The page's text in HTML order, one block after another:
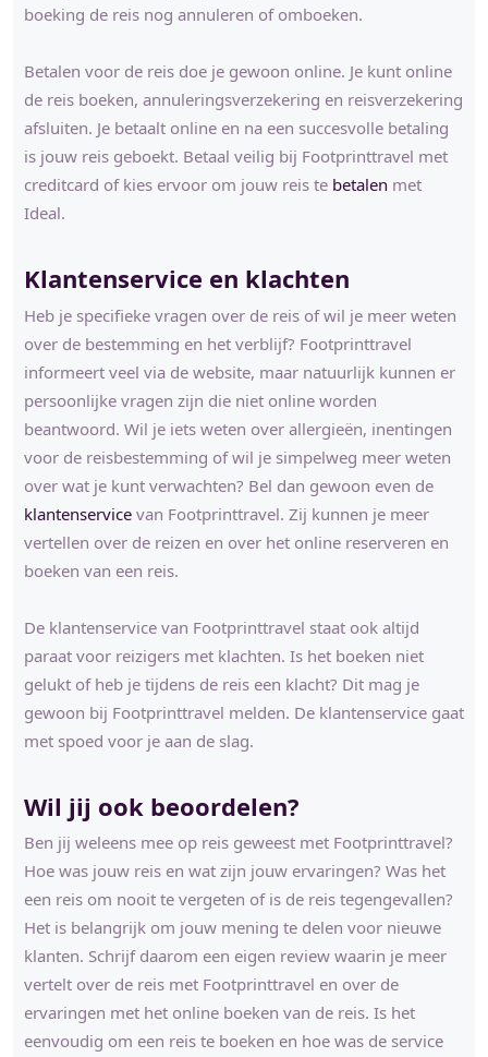
boeking de reis nog annuleren of omboeken.
Betalen voor de reis doe je gewoon online. Je kunt online
de reis boeken, annuleringsverzekering en reisverzekering
afsluiten. Je betaalt online en na een succesvolle betaling
is jouw reis geboekt. Betaal veilig bij Footprinttravel met
creditcard of kies ervoor om jouw reis te betalen met
Ideal.
Klantenservice en klachten
Heb je specifieke vragen over de reis of wil je meer weten
over de bestemming en het verblijf? Footprinttravel
informeert veel via de website, maar natuurlijk kunnen er
persoonlijke vragen zijn die niet online worden
beantwoord. Wil je iets weten over allergieën, inentingen
voor de reisbestemming of wil je simpelweg meer weten
over wat je kunt verwachten? Bel dan gewoon even de
klantenservice van Footprinttravel. Zij kunnen je meer
vertellen over de reizen en over het online reserveren en
boeken van een reis.
De klantenservice van Footprinttravel staat ook altijd
paraat voor reizigers met klachten. Is het boeken niet
gelukt of heb je tijdens de reis een klacht? Dit mag je
gewoon bij Footprinttravel melden. De klantenservice gaat
met spoed voor je aan de slag.
Wil jij ook beoordelen?
Ben jij weleens mee op reis geweest met Footprinttravel?
Hoe was jouw reis en wat zijn jouw ervaringen? Was het
een reis om nooit te vergeten of is de reis tegengevallen?
Het is belangrijk om jouw mening te delen voor nieuwe
klanten. Schrijf daarom een eigen review waarin je meer
vertelt over de reis met Footprinttravel en over de
ervaringen met het online boeken van de reis. Is het
eenvoudig om een reis te boeken en hoe was de service